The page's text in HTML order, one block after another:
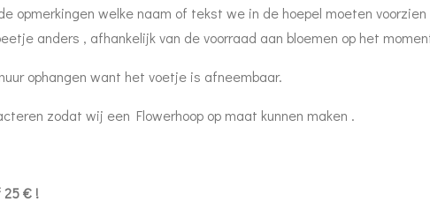
opmerkingen welke naam of tekst we in de hoepel moeten
anders , afhankelijk van de voorraad aan bloemen op het
ophangen want het voetje is afneembaar.
zodat wij een Flowerhoop op maat kunnen maken .
25 € !